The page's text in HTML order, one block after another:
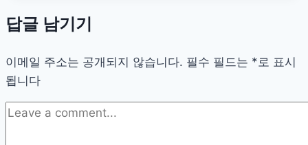
넣
말
야
할
답글 남기기
이메일 주소는 공개되지 않습니다. 필수 필드는 * 로 표시
됩니다